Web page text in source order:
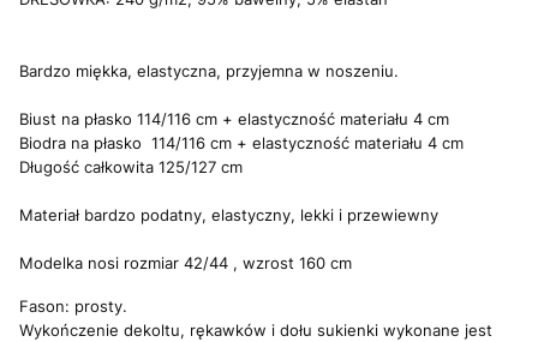
Bardzo miękka, elastyczna, przyjemna w noszeniu.
Biust na płasko 114/116 cm + elastyczność materiału 4 cm
Biodra na płasko 114/116 cm + elastyczność materiału 4 cm
Długość całkowita 125/127 cm
Materiał bardzo podatny, elastyczny, lekki i przewiewny
Modelka nosi rozmiar 42/44 , wzrost 160 cm
Fason: prosty.
Wykończenie dekoltu, rękawków i dołu sukienki wykonane jest